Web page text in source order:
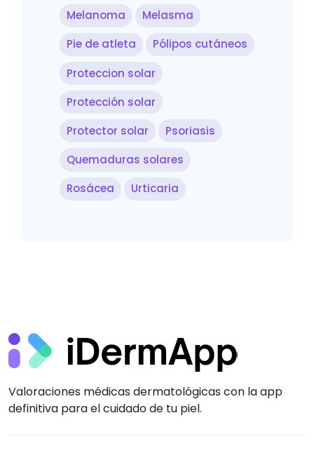
Melanoma
Melasma
Pie de atleta
Pólipos cutáneos
Proteccion solar
Protección solar
Protector solar
Psoriasis
Quemaduras solares
Rosácea
Urticaria
Valoraciones médicas dermatológicas con la app
definitiva para el cuidado de tu piel.